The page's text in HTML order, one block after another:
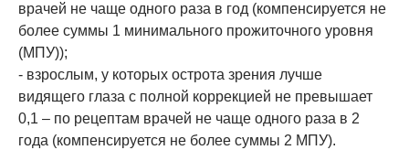
врачей не чаще одного раза в год (компенсируется не
более суммы 1 минимального прожиточного уровня
(МПУ));
- взрослым, у которых острота зрения лучше
видящего глаза с полной коррекцией не превышает
0,1 – по рецептам врачей не чаще одного раза в 2
года (компенсируется не более суммы 2 МПУ).